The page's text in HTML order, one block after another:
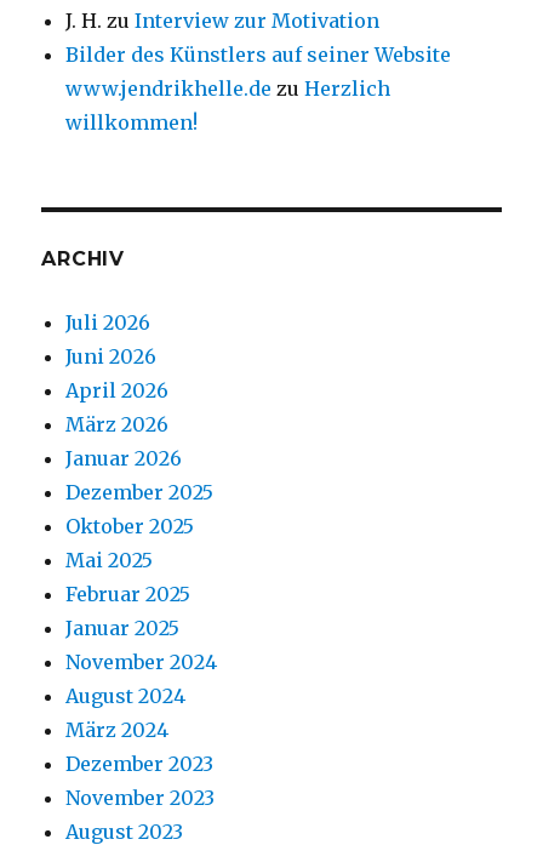
J. H. zuInterview zur Motivation
Bilder des Künstlers auf seiner Website
www.jendrikhelle.de zuHerzlich
willkommen!
ARCHIV
Juli 2026
Juni 2026
April 2026
März 2026
Januar 2026
Dezember 2025
Oktober 2025
Mai 2025
Februar 2025
Januar 2025
November 2024
August 2024
März 2024
Dezember 2023
November 2023
August 2023